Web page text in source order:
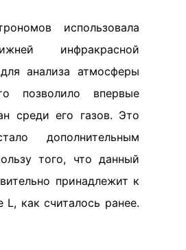
использовала
инфракрасной
анализа атмосферы
позволило впервые
среди его газов. Это
дополнительным
того, что данный
принадлежит к
L, как считалось ранее.